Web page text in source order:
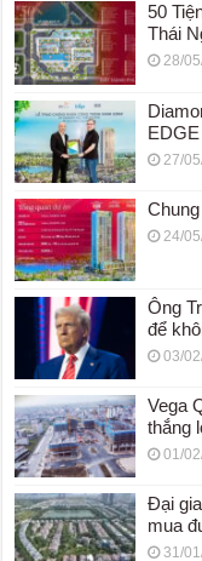
50
Thái
28/
EDGE
27/
24/
Ông
để
03/
Vega
thắng
01/
Đại
mua
31/